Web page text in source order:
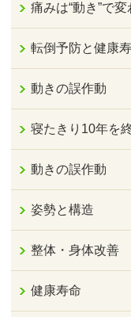
痛みは“動き”で変
転倒予防と健康
動きの誤作動
寝たきり10年を
動きの誤作動
姿勢と構造
整体・身体改善
健康寿命